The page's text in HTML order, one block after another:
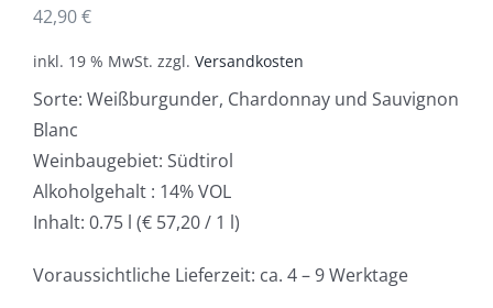
42,90€
inkl. 19 % MwSt. zzgl. Versandkosten
Sorte: Weißburgunder, Chardonnay und Sauvignon
Blanc
Weinbaugebiet: Südtirol
Alkoholgehalt : 14% VOL
Inhalt: 0.75 l (€ 57,20 / 1 l)
Voraussichtliche Lieferzeit: ca. 4 – 9 Werktage